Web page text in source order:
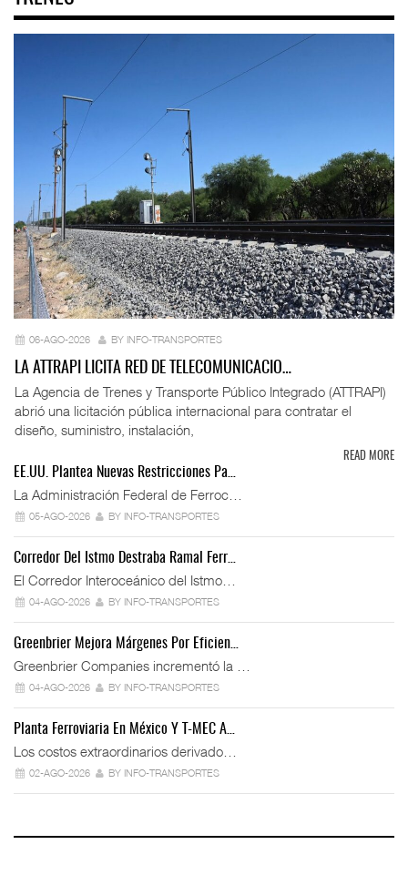
06-AGO-2026 BY INFO-TRANSPORTES
LA ATTRAPI LICITA RED DE TELECOMUNICACIO…
La Agencia de Trenes y Transporte Público Integrado (ATTRAPI)
abrió una licitación pública internacional para contratar el
diseño, suministro, instalación,
READ MORE
EE.UU. Plantea Nuevas Restricciones Pa…
La Administración Federal de Ferroc…
05-AGO-2026 BY INFO-TRANSPORTES
Corredor Del Istmo Destraba Ramal Ferr…
El Corredor Interoceánico del Istmo…
04-AGO-2026 BY INFO-TRANSPORTES
Greenbrier Mejora Márgenes Por Eficien…
Greenbrier Companies incrementó la …
04-AGO-2026 BY INFO-TRANSPORTES
Planta Ferroviaria En México Y T-MEC A…
Los costos extraordinarios derivado…
02-AGO-2026 BY INFO-TRANSPORTES